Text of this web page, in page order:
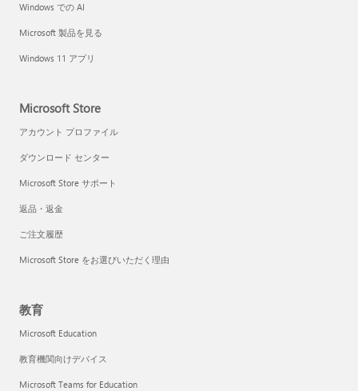
Windows での AI
Microsoft 製品を見る
Windows 11 アプリ
Microsoft Store
アカウント プロファイル
ダウンロード センター
Microsoft Store サポート
返品・返金
ご注文履歴
Microsoft Store をお選びいただく理由
教育
Microsoft Education
教育機関向けデバイス
Microsoft Teams for Education